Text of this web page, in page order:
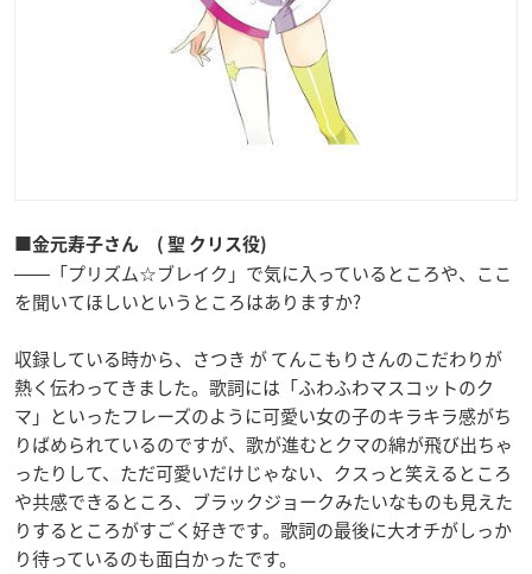
■金元寿子さん ( 聖 クリス役)
――「プリズム☆ブレイク」で気に入っているところや、ここ
を聞いてほしいというところはありますか?
収録している時から、さつき が てんこもりさんのこだわりが
熱く伝わってきました。歌詞には「ふわふわマスコットのク
マ」といったフレーズのように可愛い女の子のキラキラ感がち
りばめられているのですが、歌が進むとクマの綿が飛び出ちゃ
ったりして、ただ可愛いだけじゃない、クスっと笑えるところ
や共感できるところ、ブラックジョークみたいなものも見えた
りするところがすごく好きです。歌詞の最後に大オチがしっか
り待っているのも面白かったです。